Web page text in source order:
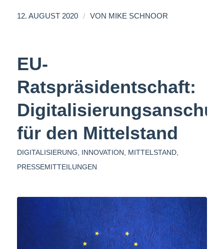
12. AUGUST 2020 / VON MIKE SCHNOOR
EU-
Ratspräsidentschaft:
für den Mittelstand
DIGITALISIERUNG INNOVATION MITTELSTAND,
PRESSEMITTEILUNGEN